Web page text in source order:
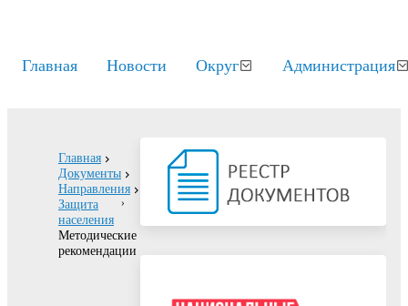
Главная Новости Округ Администрация
Главная
Документы
Направления
Защита
населения
Методические
рекомендации